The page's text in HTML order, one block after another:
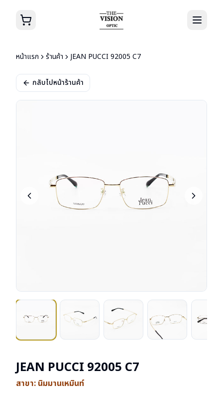
หน้าแรก ร้านค้า JEAN PUCCI 92005 C7
กลับไปหน้าร้านค้า
JEAN PUCCI 92005 C7
สาขา: นิมมานเหมินท์